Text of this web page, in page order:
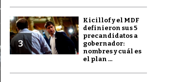
3
Kicillof y el MDF
definieron sus 5
precandidatos a
gobernador:
nombres y cuál es
el plan ...